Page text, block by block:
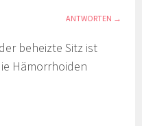
ANTWORTEN
beheizte Sitz ist
Hämorrhoiden